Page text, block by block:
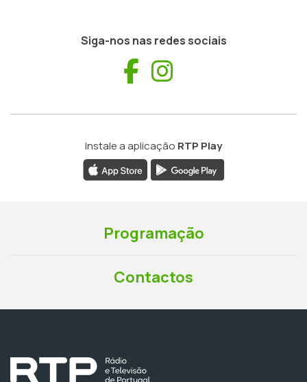
Siga-nos nas redes sociais
Facebook
Instale a aplicação RTP Play
Programação
Contactos